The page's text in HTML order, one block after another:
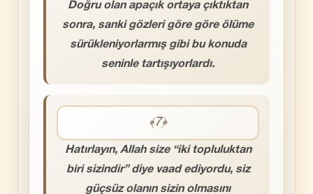
Doğru olan apaçık ortaya çıktıktan
sonra, sanki gözleri göre göre ölüme
sürükleniyorlarmış gibi bu konuda
seninle tartışıyorlardı.
﴾7﴿
Hatırlayın, Allah size “iki topluluktan
biri sizindir” diye vaad ediyordu, siz
güçsüz olanın sizin olmasını